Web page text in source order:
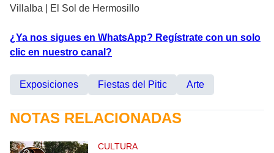
Villalba | El Sol de Hermosillo
¿Ya nos sigues en WhatsApp? Regístrate con un solo
clic en nuestro canal?
Exposiciones Fiestas del Pitic Arte
NOTAS RELACIONADAS
CULTURA